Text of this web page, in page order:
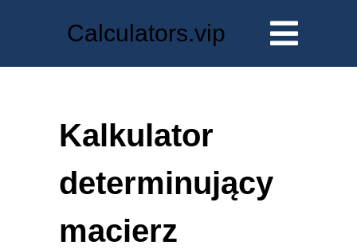
Calculators.vip
Kalkulator
determinujący
macierz